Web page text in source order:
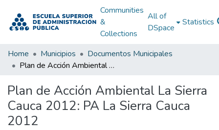
Communities
&
Collections
All of
DSpace
Statistics
Home Municipios
Documentos Municipales
Plan de Acción Ambiental La Sierra Cauca 2012: PA La Sierra Cauca 2012
Plan de Acción Ambiental La Sierra
Cauca 2012: PA La Sierra Cauca
2012